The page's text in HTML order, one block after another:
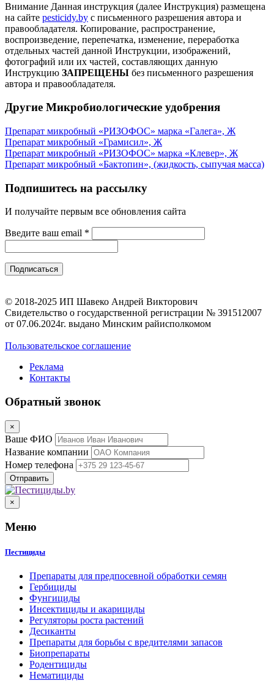
Внимание Данная инструкция (далее Инструкция) размещена
на сайте pesticidy.by с письменного разрешения автора и
правообладателя. Копирование, распространение,
воспроизведение, перепечатка, изменение, переработка
отдельных частей данной Инструкции, изображений,
фотографий или их частей, составляющих данную
Инструкцию ЗАПРЕЩЕНЫ без письменного разрешения
автора и правообладателя.
Другие Микробиологические удобрения
Препарат микробный «РИЗОФОС» марка «Галега», Ж
Препарат микробный «Грамисил», Ж
Препарат микробный «РИЗОФОС» марка «Клевер», Ж
Препарат микробный «Бактопин», (жидкость, сыпучая масса)
Подпишитесь на рассылку
И получайте первым все обновления сайта
Введите ваш email *
© 2018-2025 ИП Шавеко Андрей Викторович
Свидетельство о государственной регистрации № 391512007
от 07.06.2024г. выдано Минским райисполкомом
Пользовательское соглашение
Реклама
Контакты
Обратный звонок
×
Ваше ФИО
Название компании
Номер телефона
×
Меню
Пестициды
Препараты для предпосевной обработки семян
Гербициды
Фунгициды
Инсектициды и акарициды
Регуляторы роста растений
Десиканты
Препараты для борьбы с вредителями запасов
Биопрепараты
Родентициды
Нематициды